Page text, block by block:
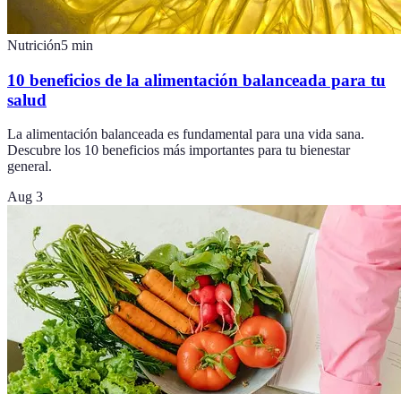
Nutrición5 min
10 beneficios de la alimentación balanceada para tu
salud
La alimentación balanceada es fundamental para una vida sana.
Descubre los 10 beneficios más importantes para tu bienestar
general.
Aug 3